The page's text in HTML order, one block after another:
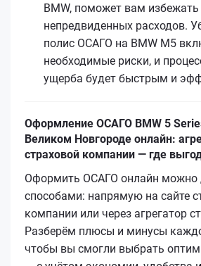
BMW, поможет вам избежать
непредвиденных расходов.
полис ОСАГО на BMW M5
необходимые риски, и
ущерба будет быстрым и
Оформление ОСАГО BMW 5
Великом Новгороде онлайн:
страховой компании — где
Оформить ОСАГО онлайн можно
способами: напрямую на сайте
компании или через агрегатор
Разберём плюсы и минусы
чтобы вы смогли выбрать